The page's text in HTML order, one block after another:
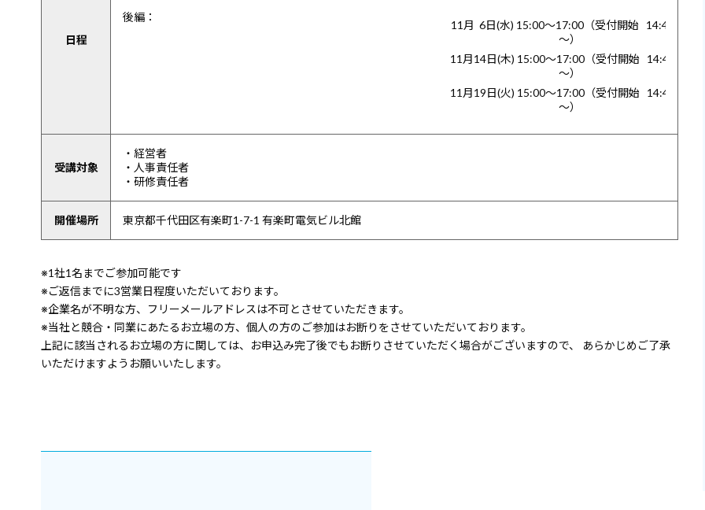
日程
後編：
11月 6日(水) 15:00～17:00 （受付開始 14:40
～）
11月14日(木) 15:00～17:00 （受付開始 14:40
～）
11月19日(火) 15:00～17:00 （受付開始 14:40
～）
受講対象
・経営者
・人事責任者
・研修責任者
開催場所 東京都千代田区有楽町1-7-1 有楽町電気ビル北館
※1社1名までご参加可能です
※ご返信までに3営業日程度いただいております。
※企業名が不明な方、フリーメールアドレスは不可とさせていただきます。
※当社と競合・同業にあたるお立場の方、個人の方のご参加はお断りをさせていただいております。
上記に該当されるお立場の方に関しては、お申込み完了後でもお断りさせていただく場合がございますので、 あらかじめご了承
いただけますようお願いいたします。